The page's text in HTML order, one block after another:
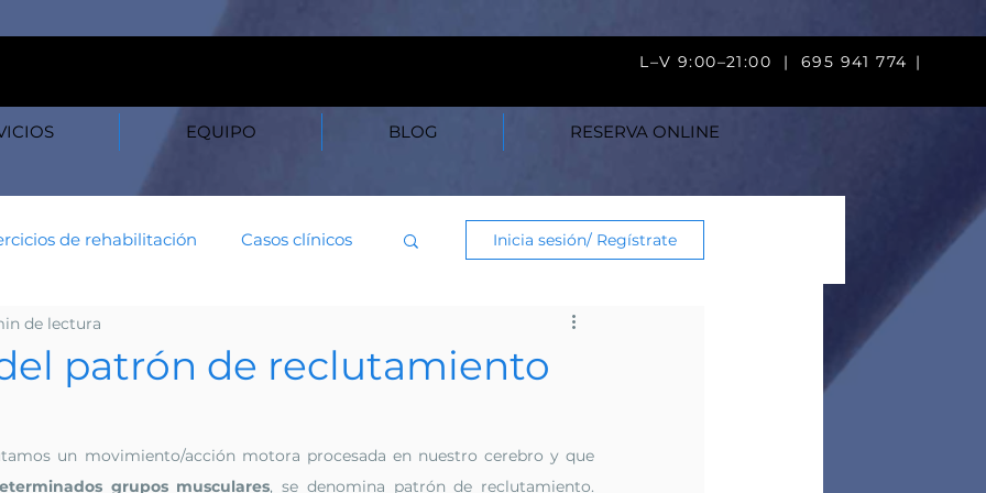
— 28003 Madrid L–V 9:00–21:00 |695 941 774 |
EQUIPO BLOG RESERVA ONLINE
de rehabilitación Casos clínicos
Lumbar
Inicia sesión/ Regístrate
patrón de reclutamiento
de lectura
un movimiento/acción motora procesada en nuestro cerebro y que
grupos musculares, se denomina patrón de reclutamiento.